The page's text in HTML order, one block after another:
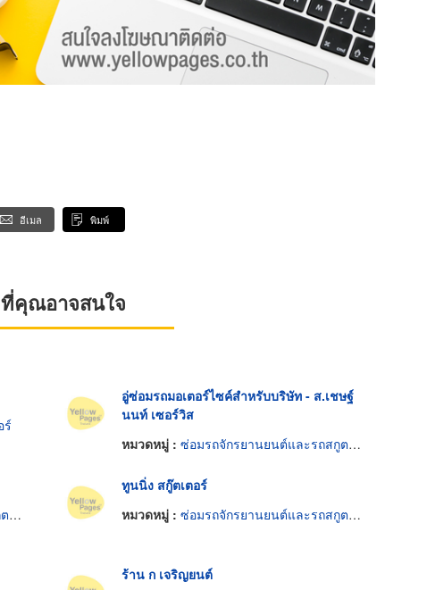
อีเมล พิมพ์
คุณอาจสนใจ
ร์
อู่ซ่อมรถมอเตอร์ไซค์สำหรับบริษัท - ส.เชษฐ์
นนท์ เซอร์วิส
หมวดหมู่ : ซ่อมรถจักรยานยนต์และรถสกูตเตอร์
ทูนนิ่ง สกู๊ตเตอร์
หมวดหมู่ : ซ่อมรถจักรยานยนต์และรถสกูตเตอร์
ร้าน ก เจริญยนต์